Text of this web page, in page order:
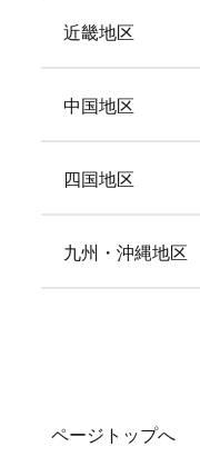
近畿地区
中国地区
四国地区
九州・沖縄地区
ページトップへ